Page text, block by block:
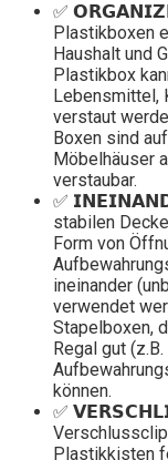
✅
Plastikboxen
Haushalt und
Plastikbox
Lebensmittel,
verstaut
Boxen sind
Möbelhäuser
verstaubar.
✅
stabilen
Form von
ineinander
verwendet
Stapelboxen,
Regal gut
können.
✅
Plastikkisten